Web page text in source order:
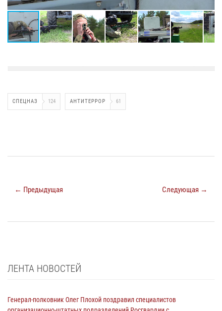
СПЕЦНАЗ 124 АНТИТЕРРОР 61
← Предыдущая Следующая →
ЛЕНТА НОВОСТЕЙ
Генерал-полковник Олег Плохой поздравил специалистов